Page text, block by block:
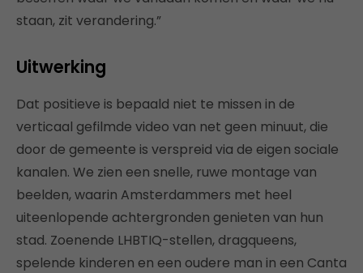
staan, zit verandering.”
Uitwerking
Dat positieve is bepaald niet te missen in de
verticaal gefilmde video van net geen minuut, die
door de gemeente is verspreid via de eigen sociale
kanalen. We zien een snelle, ruwe montage van
beelden, waarin Amsterdammers met heel
uiteenlopende achtergronden genieten van hun
stad. Zoenende LHBTIQ-stellen, dragqueens,
spelende kinderen en een oudere man in een Canta